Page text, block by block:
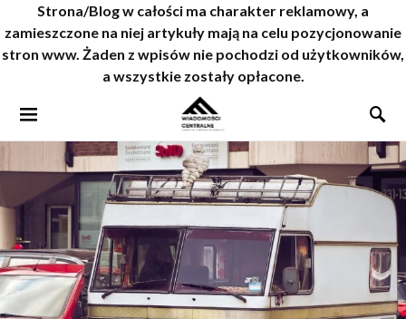
Strona/Blog w całości ma charakter reklamowy, a
zamieszczone na niej artykuły mają na celu pozycjonowanie
stron www. Żaden z wpisów nie pochodzi od użytkowników,
a wszystkie zostały opłacone.